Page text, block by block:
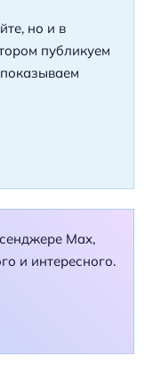
но и в
публикуем
Max,
и интересного.